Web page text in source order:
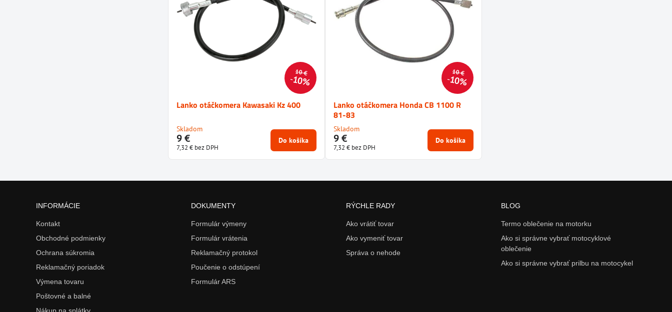
10 €
10%
Lanko otáčkomera Kawasaki Kz 400
Skladom
9 €
7,32 € bez DPH
Do košíka
10 €
10%
Lanko otáčkomera Honda CB 1100 R
81-83
Skladom
9 €
7,32 € bez DPH
Do košíka
INFORMÁCIE
Kontakt
Obchodné podmienky
Ochrana súkromia
Reklamačný poriadok
Výmena tovaru
Poštovné a balné
DOKUMENTY
Formulár výmeny
Formulár vrátenia
Reklamačný protokol
Poučenie o odstúpení
Formulár ARS
RÝCHLE RADY
Ako vrátiť tovar
Ako vymeniť tovar
Správa o nehode
BLOG
Termo oblečenie na motorku
Ako si správne vybrať motocyklové
oblečenie
Ako si správne vybrať prilbu na motocykel